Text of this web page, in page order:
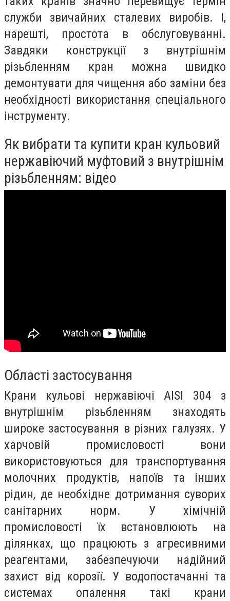
служби звичайних сталевих виробів. І,
нарешті, простота в обслуговуванні.
Завдяки конструкції з внутрішнім
різьбленням кран можна швидко
демонтувати для чищення або заміни без
необхідності використання спеціального
інструменту.
Як вибрати та купити кран кульовий
нержавіючий муфтовий з внутрішнім
різьбленням: відео
Області застосування
Крани кульові нержавіючі AISI 304 з
внутрішнім різьбленням знаходять
широке застосування в різних галузях. У
харчовій промисловості вони
використовуються для транспортування
молочних продуктів, напоїв та інших
рідин, де необхідне дотримання суворих
санітарних норм. У хімічній
промисловості їх встановлюють на
ділянках, що працюють з агресивними
реагентами, забезпечуючи надійний
захист від корозії. У водопостачанні та
системах опалення такі крани